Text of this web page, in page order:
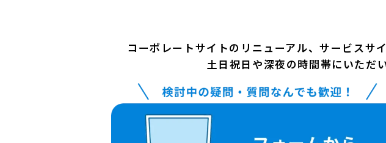
コーポレートサイトのリニューアル、サービスサ
土日祝日や深夜の時間帯にいただ